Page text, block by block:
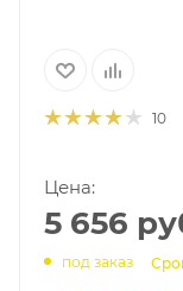
10
Цена:
5 656
под заказ